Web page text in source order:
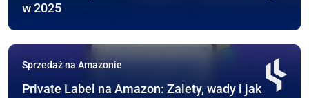
w 2025
Sprzedaż na Amazonie
Private Label na Amazon: Zalety, wady i jak